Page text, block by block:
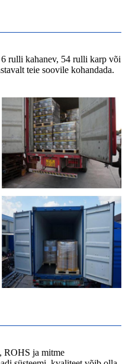
rulli kahanev, 54 rulli karp või
teie soovile kohandada.
ROHS ja mitme